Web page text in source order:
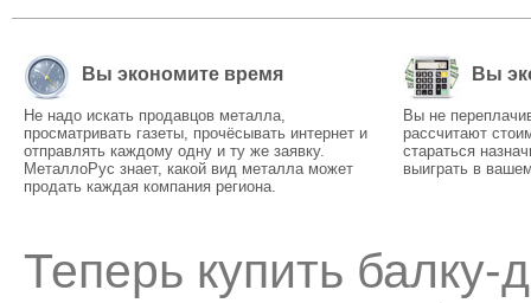
Вы экономите время
Не надо искать продавцов металла,
просматривать газеты, прочёсывать интернет и
отправлять каждому одну и ту же заявку.
МеталлоРус знает, какой вид металла может
продать каждая компания региона.
Вы
Вы не
рассчитают
стараться
выиграть в
Теперь купить